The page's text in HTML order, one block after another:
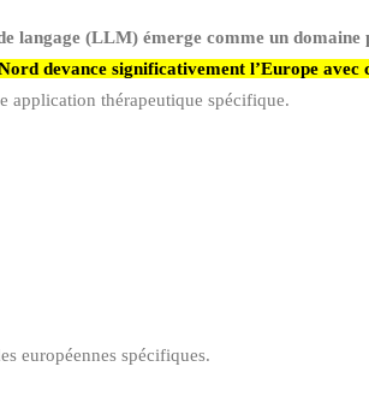
langage (LLM) émerge comme un
devance significativement l’Europe
application thérapeutique spécifique.
européennes spécifiques.